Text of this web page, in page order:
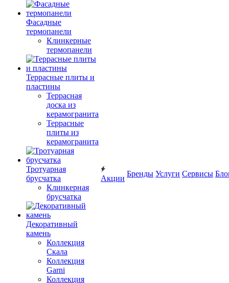
Фасадные
термопанели
Клинкерные
термопанели
Террасные плиты и
пластины
Террасная
доска из
керамогранита
Террасные
плиты из
керамогранита
Тротуарная
брусчатка
Клинкерная
брусчатка
Декоративный
камень
Коллекция
Скала
Коллекция
Garni
Коллекция
Акции
Бренды Услуги Сервисы